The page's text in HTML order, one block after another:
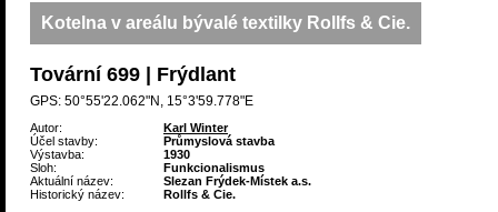
Kotelna v areálu bývalé textilky Rollfs & Cie.
Tovární 699 | Frýdlant
GPS: 50°55'22.062"N, 15°3'59.778"E
Autor:
Karl Winter
Účel stavby:
Průmyslová stavba
Výstavba:
1930
Sloh:
Funkcionalismus
Aktuální název:
Slezan Frýdek-Místek a.s.
Historický název:
Rollfs & Cie.